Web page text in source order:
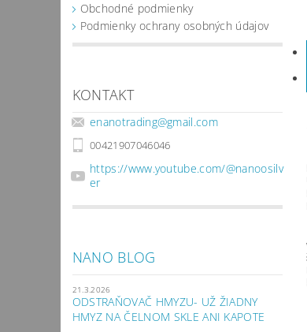
Obchodné podmienky
Podmienky ochrany osobných údajov
KONTAKT
enanotrading@gmail.com
00421907046046
https://www.youtube.com/@nanoosilv
er
NANO BLOG
21.3.2026
ODSTRAŇOVAČ HMYZU- UŽ ŽIADNY
HMYZ NA ČELNOM SKLE ANI KAPOTE